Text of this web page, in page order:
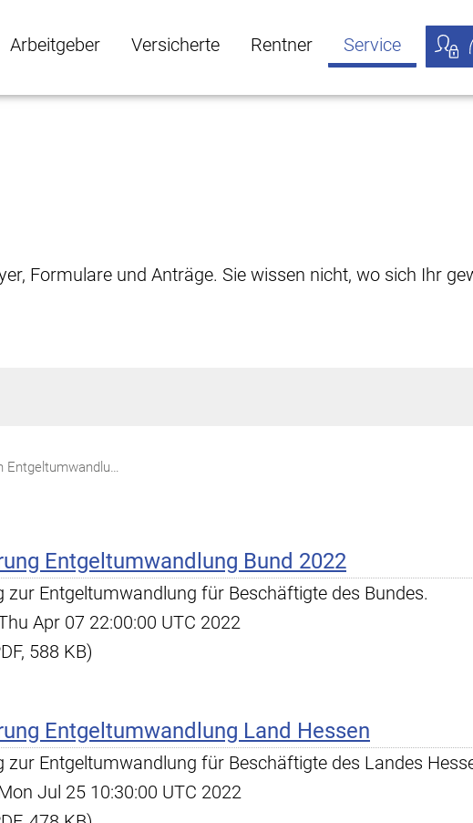
Arbeitgeber Versicherte Rentner Service
Formulare und Anträge. Sie wissen nicht, wo sich Ihr
Rahmenvereinbarungen Entgeltumwandlung
Entgeltumwandlung Bund 2022
zur Entgeltumwandlung für Beschäftigte des Bundes.
Apr 07 22:00:00 UTC 2022
588 KB)
Entgeltumwandlung Land Hessen
zur Entgeltumwandlung für Beschäftigte des Landes
Jul 25 10:30:00 UTC 2022